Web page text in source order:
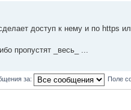
доступ к нему и по https
пропустят _весь_ ...
за: Поле